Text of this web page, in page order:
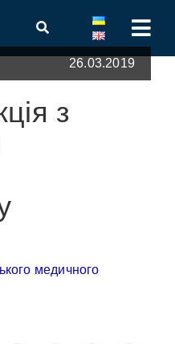
26.03.2019
з